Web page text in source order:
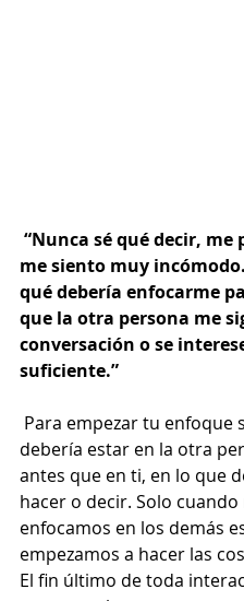
“Nunca sé qué decir, me
me siento muy
qué debería enfocarme
que la otra persona me
conversación o se
suficiente.”
debería estar en la otra
antes que en ti, en lo que
hacer o decir. Solo cuando
enfocamos en los demás
empezamos a hacer las
El fin último de toda